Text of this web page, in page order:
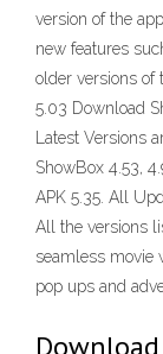
version of the
new features
older versions of
5.03 Download
Latest Versions
ShowBox 4.53,
APK 5.35. All
All the versions
seamless movie
pop ups and